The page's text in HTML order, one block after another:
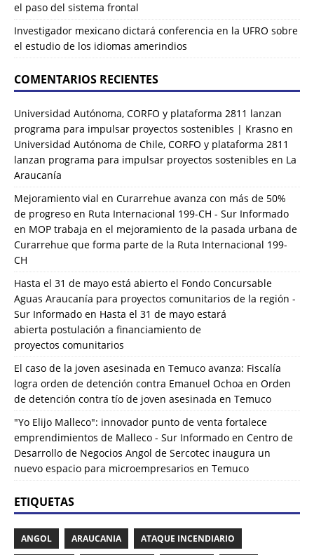
el paso del sistema frontal
Investigador mexicano dictará conferencia en la UFRO sobre
el estudio de los idiomas amerindios
COMENTARIOS RECIENTES
Universidad Autónoma, CORFO y plataforma 2811 lanzan
programa para impulsar proyectos sostenibles | Krasno en
Universidad Autónoma de Chile, CORFO y plataforma 2811
lanzan programa para impulsar proyectos sostenibles en La
Araucanía
Mejoramiento vial en Curarrehue avanza con más de 50%
de progreso en Ruta Internacional 199-CH - Sur Informado
en MOP trabaja en el mejoramiento de la pasada urbana de
Curarrehue que forma parte de la Ruta Internacional 199-
CH
Hasta el 31 de mayo está abierto el Fondo Concursable
Aguas Araucanía para proyectos comunitarios de la región -
Sur Informado en Hasta el 31 de mayo estará
abierta postulación a financiamiento de
proyectos comunitarios
El caso de la joven asesinada en Temuco avanza: Fiscalía
logra orden de detención contra Emanuel Ochoa en Orden
de detención contra tío de joven asesinada en Temuco
"Yo Elijo Malleco": innovador punto de venta fortalece
emprendimientos de Malleco - Sur Informado en Centro de
Desarrollo de Negocios Angol de Sercotec inaugura un
nuevo espacio para microempresarios en Temuco
ETIQUETAS
ANGOL ARAUCANIA ATAQUE INCENDIARIO